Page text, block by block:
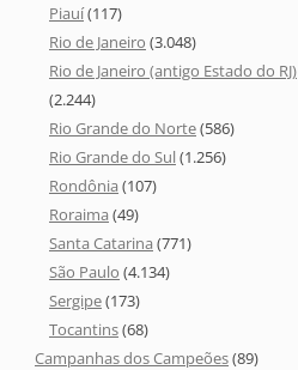
Piauí(117)
Rio de Janeiro (3.048)
Rio de Janeiro (antigo Estado do RJ)
(2.244)
Rio Grande do Norte(586)
Rio Grande do Sul(1.256)
Rondônia (107)
Roraima (49)
Santa Catarina (771)
São Paulo (4.134)
Sergipe(173)
Tocantins(68)
Campanhas dos Campeões(89)